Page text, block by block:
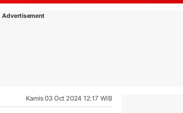
Advertisement
Kamis 03 Oct 2024 12:17 WIB